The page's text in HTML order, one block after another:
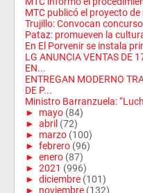
MTC publicó el proyecto
Trujillo: Convocan
Pataz: promueven la
En El Porvenir se instala
LG ANUNCIA VENTAS DE
EN...
ENTREGAN MODERNO
DE P...
Ministro Barranzuela:
► mayo (84)
► abril (72)
► marzo (100)
► febrero (96)
► enero (87)
► 2021 (996)
► diciembre (101)
► noviembre (132)